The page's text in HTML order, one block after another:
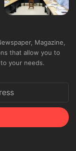
Magazine,
that allow you to
your needs.